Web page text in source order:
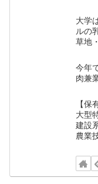
大学
ルの
草地
今年
肉兼
【保
大型
建設
農業